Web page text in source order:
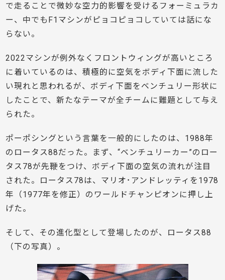
で走ることで微妙な空力的影響を受けるフォーミュラカ
ー、中でもF1マシンがピョコピョコしていては話にな
らない。
2022マシンが例外なくフロントウィングが高いところ
に着いているのは、積極的に空気をボディ下面に流した
い現れと思われるが、ボディ下面をベンチュリー形状に
したことで、新たなテーマが全チームに難題として与え
られた。
ポーポシングという言葉を一般的にしたのは、1988年
のロータス88だった。まず、“ベンチュリーカー”のロー
タス78が先鞭をつけ、ボディ下面の空気の流れが注目
された。ロータス78は、マリオ･アンドレッティを1978
年（1977年を修正）のワールドチャンピオンに押し上
げた。
そして、その進化型として登場したのが、ロータス88
（下の写真）。